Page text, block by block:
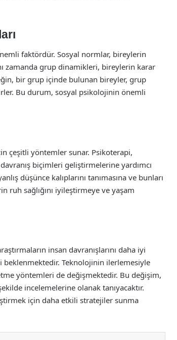
faktördür. Sosyal normlar, bireylerin
zamanda grup dinamikleri, bireylerin karar
bir grup içinde bulunan bireyler, grup
Bu durum, sosyal psikolojinin önemli
çeşitli yöntemler sunar. Psikoterapi,
biçimleri geliştirmelerine yardımcı
düşünce kalıplarını tanımasına ve bunları
ruh sağlığını iyileştirmeye ve yaşam
insan davranışlarını daha iyi
Teknolojinin ilerlemesiyle
yöntemleri de değişmektedir. Bu değişim,
incelemelerine olanak tanıyacaktır.
için daha etkili stratejiler sunma